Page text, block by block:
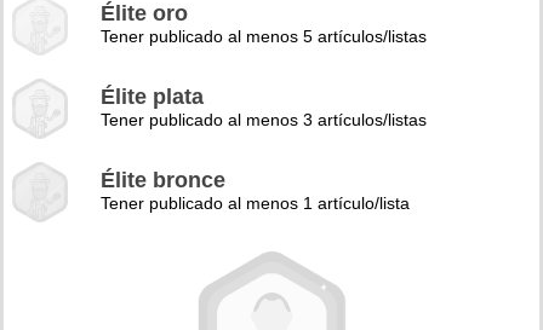
Élite oro
Tener publicado al menos 5 artículos/listas
Élite plata
Tener publicado al menos 3 artículos/listas
Élite bronce
Tener publicado al menos 1 artículo/lista